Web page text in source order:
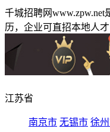
千城招聘网
历，企业可直招本地人
江苏省
南京市 无锡市 徐